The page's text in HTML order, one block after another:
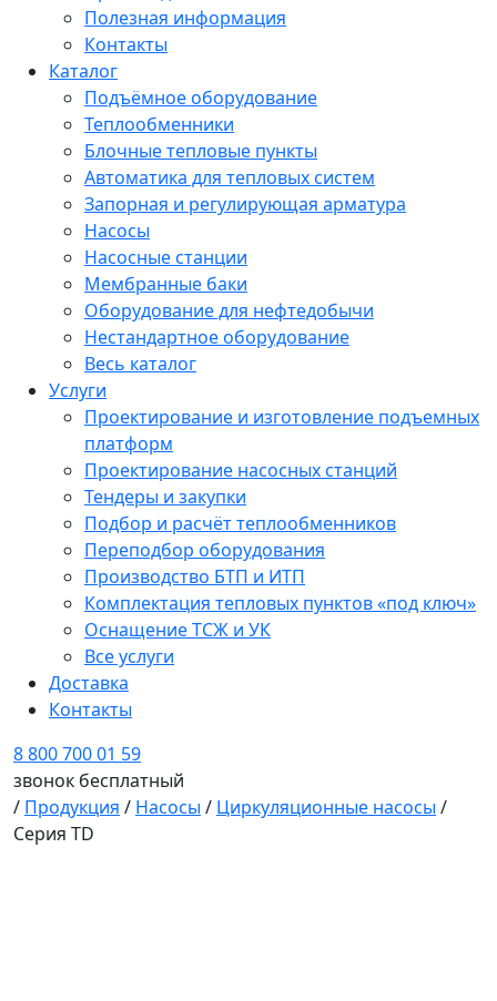
Полезная информация
Контакты
Каталог
Подъёмное оборудование
Теплообменники
Блочные тепловые пункты
Автоматика для тепловых систем
Запорная и регулирующая арматура
Насосы
Насосные станции
Мембранные баки
Оборудование для нефтедобычи
Нестандартное оборудование
Весь каталог
Услуги
Проектирование и изготовление подъемных
платформ
Проектирование насосных станций
Тендеры и закупки
Подбор и расчёт теплообменников
Переподбор оборудования
Производство БТП и ИТП
Комплектация тепловых пунктов «под ключ»
Оснащение ТСЖ и УК
Все услуги
Доставка
Контакты
8 800 700 01 59
звонок бесплатный
/ Продукция / Насосы / Циркуляционные насосы /
Серия TD